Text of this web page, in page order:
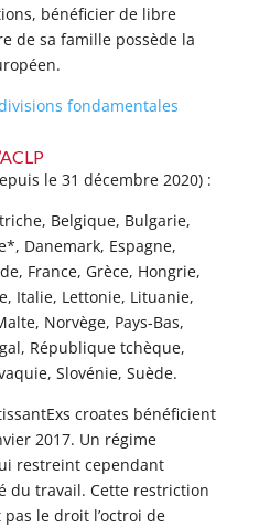
bénéficier de libre
de sa famille possède la
fondamentales
le 31 décembre 2020) :
Belgique, Bulgarie,
Danemark, Espagne,
France, Grèce, Hongrie,
Italie, Lettonie, Lituanie,
Norvège, Pays-Bas,
République tchèque,
Slovénie, Suède.
croates bénéficient
2017. Un régime
restreint cependant
du travail. Cette restriction
le droit l’octroi de